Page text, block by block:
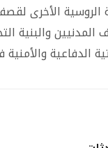
الروسية الأخرى
والبنية
والأمنية